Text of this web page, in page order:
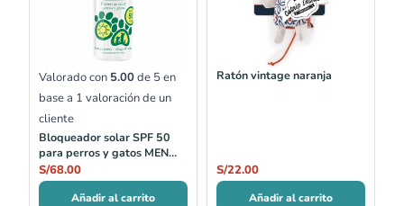
Valorado con 5.00de 5 en
base a 1 valoración de un
cliente
Bloqueador solar SPF 50
para perros y gatos MEN
FOR SAN
S/68.00
Añadir al carrito
Ratón vintage naranja
S/22.00
Añadir al carrito